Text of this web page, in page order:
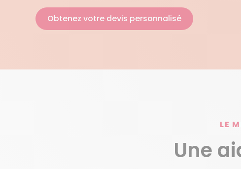
Obtenez votre devis personnalisé
LE
Une